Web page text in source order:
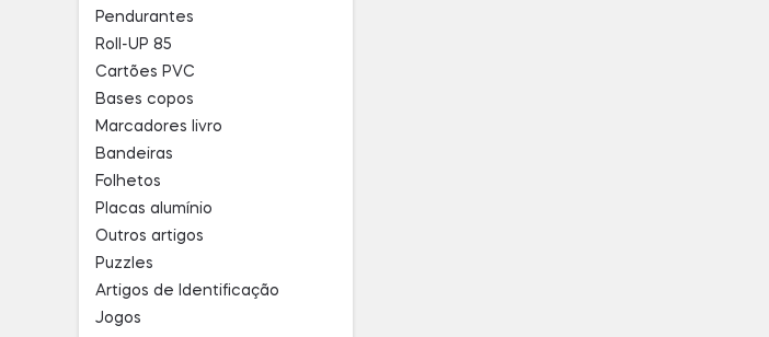
Pendurantes
Roll-UP 85
Cartões PVC
Bases copos
Marcadores livro
Bandeiras
Folhetos
Placas alumínio
Outros artigos
Puzzles
Artigos de Identificação
Jogos